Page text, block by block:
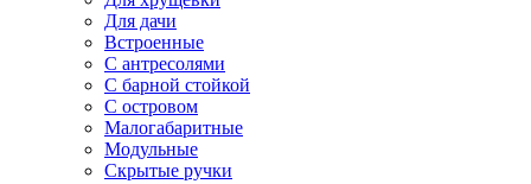
Для дачи
Встроенные
С антресолями
С барной стойкой
С островом
Малогабаритные
Модульные
Скрытые ручки